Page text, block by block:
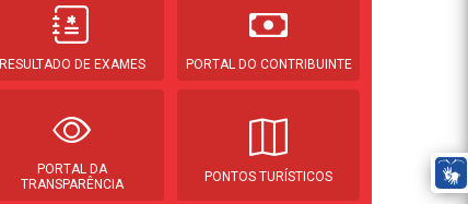
RESULTADO DE EXAMES PORTAL DO CONTRIBUINTE
PORTAL DA
TRANSPARÊNCIA
PONTOS TURÍSTICOS